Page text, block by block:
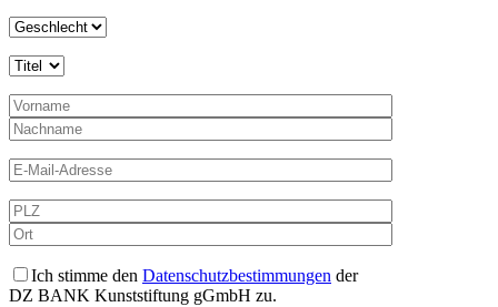
Ich stimme den Datenschutzbestimmungen der
DZ BANK Kunststiftung gGmbH zu.